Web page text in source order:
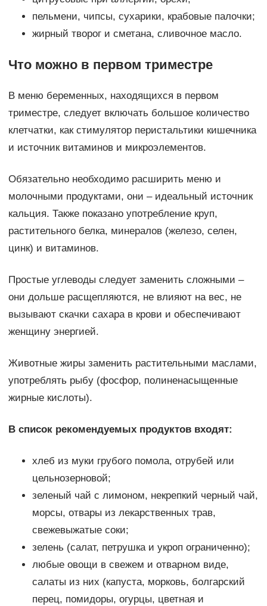
пельмени, чипсы, сухарики, крабовые палочки;
жирный творог и сметана, сливочное масло.
Что можно в первом триместре
В меню беременных, находящихся в первом
триместре, следует включать большое количество
клетчатки, как стимулятор перистальтики кишечника
и источник витаминов и микроэлементов.
Обязательно необходимо расширить меню и
молочными продуктами, они – идеальный источник
кальция. Также показано употребление круп,
растительного белка, минералов (железо, селен,
цинк) и витаминов.
Простые углеводы следует заменить сложными –
они дольше расщепляются, не влияют на вес, не
вызывают скачки сахара в крови и обеспечивают
женщину энергией.
Животные жиры заменить растительными маслами,
употреблять рыбу (фосфор, полиненасыщенные
жирные кислоты).
В список рекомендуемых продуктов входят:
хлеб из муки грубого помола, отрубей или
цельнозерновой;
зеленый чай с лимоном, некрепкий черный чай,
морсы, отвары из лекарственных трав,
свежевыжатые соки;
зелень (салат, петрушка и укроп ограниченно);
любые овощи в свежем и отварном виде,
салаты из них (капуста, морковь, болгарский
перец, помидоры, огурцы, цветная и